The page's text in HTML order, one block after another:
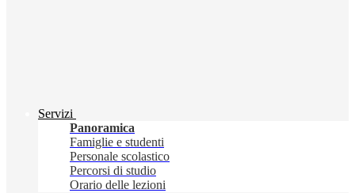
Servizi
Panoramica
Famiglie e studenti
Personale scolastico
Percorsi di studio
Orario delle lezioni